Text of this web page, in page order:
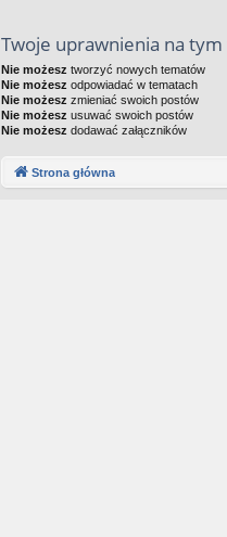
Twoje uprawnienia na
Nie możesz tworzyć nowych tematów
Nie możesz odpowiadać w tematach
Nie możesz zmieniać swoich postów
Nie możesz usuwać swoich postów
Nie możesz dodawać załączników
Strona główna